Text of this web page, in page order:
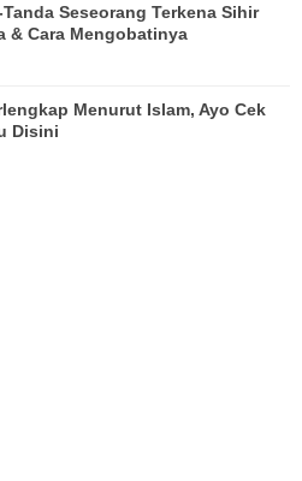
Seseorang Terkena Sihir
& Cara Mengobatinya
Menurut Islam, Ayo Cek
Disini